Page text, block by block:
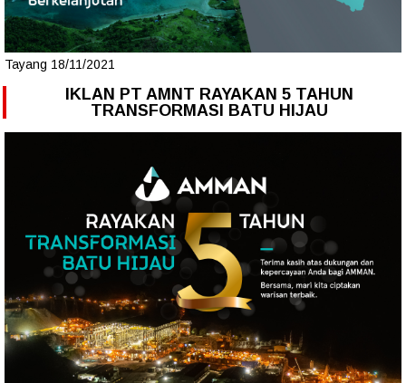
Tayang 18/11/2021
IKLAN PT AMNT RAYAKAN 5 TAHUN
TRANSFORMASI BATU HIJAU